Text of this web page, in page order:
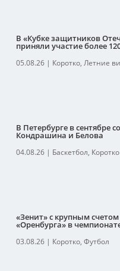
В «Кубке защитников
приняли участие более
05.08.26| Коротко, Летние
В Петербурге в сентябре
Кондрашина и Белова
04.08.26| Баскетбол, Коротко
«Зенит» с крупным
«Оренбурга» в
03.08.26| Коротко, Футбол